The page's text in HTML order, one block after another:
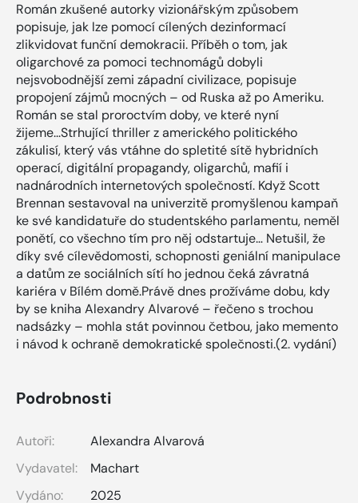
Román zkušené autorky vizionářským způsobem
popisuje, jak lze pomocí cílených dezinformací
zlikvidovat funční demokracii. Příběh o tom, jak
oligarchové za pomoci technomágů dobyli
nejsvobodnější zemi západní civilizace, popisuje
propojení zájmů mocných – od Ruska až po Ameriku.
Román se stal proroctvím doby, ve které nyní
žijeme...Strhující thriller z amerického politického
zákulisí, který vás vtáhne do spletité sítě hybridních
operací, digitální propagandy, oligarchů, mafií i
nadnárodních internetových společností. Když Scott
Brennan sestavoval na univerzitě promyšlenou kampaň
ke své kandidatuře do studentského parlamentu, neměl
ponětí, co všechno tím pro něj odstartuje… Netušil, že
díky své cílevědomosti, schopnosti geniální manipulace
a datům ze sociálních sítí ho jednou čeká závratná
kariéra v Bílém domě.Právě dnes prožíváme dobu, kdy
by se kniha Alexandry Alvarové – řečeno s trochou
nadsázky – mohla stát povinnou četbou, jako memento
i návod k ochraně demokratické společnosti.(2. vydání)
Podrobnosti
Autoři:
Alexandra Alvarová
Vydavatel:
Machart
Vydáno:
2025